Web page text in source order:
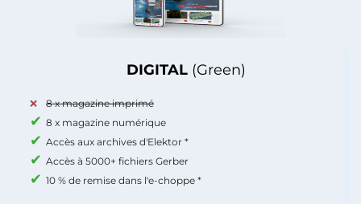
DIGITAL (Green)
8 x magazine imprimé
8 x magazine numérique
Accès aux archives d'Elektor *
Accès à 5000+ fichiers Gerber
10 % de remise dans l'e-choppe *